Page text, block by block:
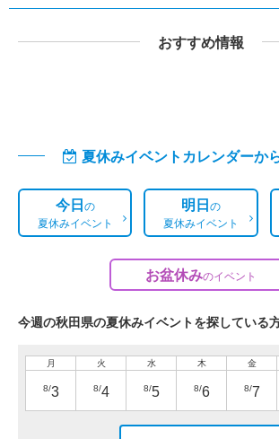
おすすめ情報
夏休みイベントカレンダーか
今日の
夏休みイベント
明日の
夏休みイベント
お盆休みのイベント
今週の秋田県の夏休みイベントを探している
月
8/3
火
8/4
水
8/5
木
8/6
金
8/7